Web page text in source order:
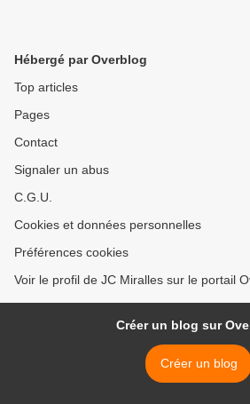
Hébergé par Overblog
Top articles
Pages
Contact
Signaler un abus
C.G.U.
Cookies et données personnelles
Préférences cookies
Voir le profil de JC Miralles sur le portail
Créer un blog sur
Créer un blog